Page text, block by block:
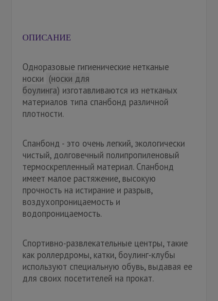
ОПИСАНИЕ
Одноразовые гигиенические нетканые
носки (носки для
боулинга) изготавливаются из нетканых
материалов типа спанбонд различной
плотности.
Спанбонд - это очень легкий, экологически
чистый, долговечный полипропиленовый
термоскрепленный материал. Спанбонд
имеет малое растяжение, высокую
прочность на истирание и разрыв,
воздухопроницаемость и
водопроницаемость.
Спортивно-развлекательные центры, такие
как роллердромы, катки, боулинг-клубы
используют специальную обувь, выдавая ее
для своих посетителей на прокат.